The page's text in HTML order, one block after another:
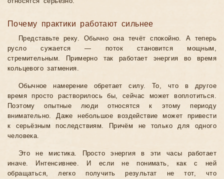
Почему практики работают сильнее
Представьте реку. Обычно она течёт спокойно. А теперь
русло сужается — поток становится мощным,
стремительным. Примерно так работает энергия во время
кольцевого затмения.
Обычное намерение обретает силу. То, что в другое
время просто растворилось бы, сейчас может воплотиться.
Поэтому опытные люди относятся к этому периоду
внимательно. Даже небольшое воздействие может привести
к серьёзным последствиям. Причём не только для одного
человека.
Это не мистика. Просто энергия в эти часы работает
иначе. Интенсивнее. И если не понимать, как с ней
обращаться, легко получить результат не тот, что